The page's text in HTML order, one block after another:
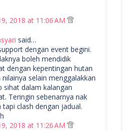
2018 at 11:06 AM
said…
dengan event begini.
boleh mendidik
dengan kepentingan hutan
selain menggalakkan
sihat dalam kalangan
Teringin sebenarnya nak
tapi clash dengan jadual.
2018 at 11:26 AM